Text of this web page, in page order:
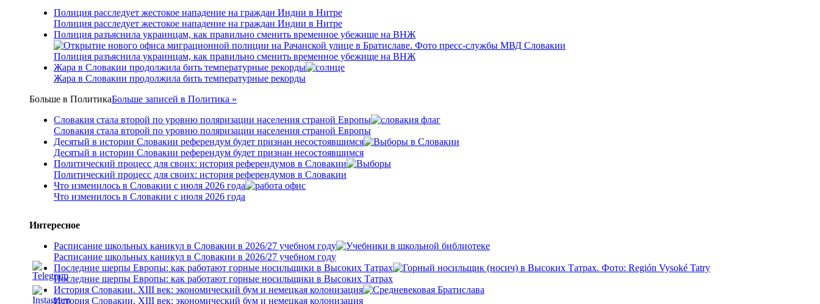
Полиция расследует жестокое нападение на граждан Индии в Нитре
Полиция расследует жестокое нападение на граждан Индии в Нитре
Полиция разъяснила украинцам, как правильно сменить временное убежище на ВНЖ
Полиция разъяснила украинцам, как правильно сменить временное убежище на ВНЖ
Жара в Словакии продолжила бить температурные рекорды
Жара в Словакии продолжила бить температурные рекорды
Больше в ПолитикаБольше записей в Политика »
Словакия стала второй по уровню поляризации населения страной Европы
Словакия стала второй по уровню поляризации населения страной Европы
Десятый в истории Словакии референдум будет признан несостоявшимся
Десятый в истории Словакии референдум будет признан несостоявшимся
Политический процесс для своих: история референдумов в Словакии
Политический процесс для своих: история референдумов в Словакии
Что изменилось в Словакии с июля 2026 года
Что изменилось в Словакии с июля 2026 года
Интересное
Расписание школьных каникул в Словакии в 2026/27 учебном году
Расписание школьных каникул в Словакии в 2026/27 учебном году
Последние шерпы Европы: как работают горные носильщики в Высоких Татрах
Последние шерпы Европы: как работают горные носильщики в Высоких Татрах
История Словакии. XIII век: экономический бум и немецкая колонизация
История Словакии. XIII век: экономический бум и немецкая колонизация